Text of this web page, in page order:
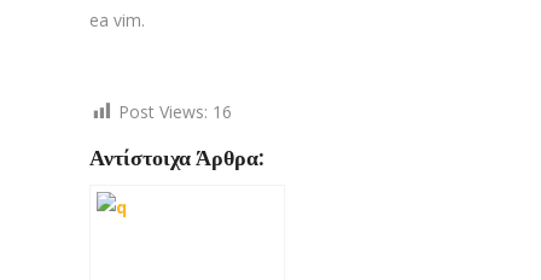
ea vim.
Post Views: 16
Αντίστοιχα Άρθρα: